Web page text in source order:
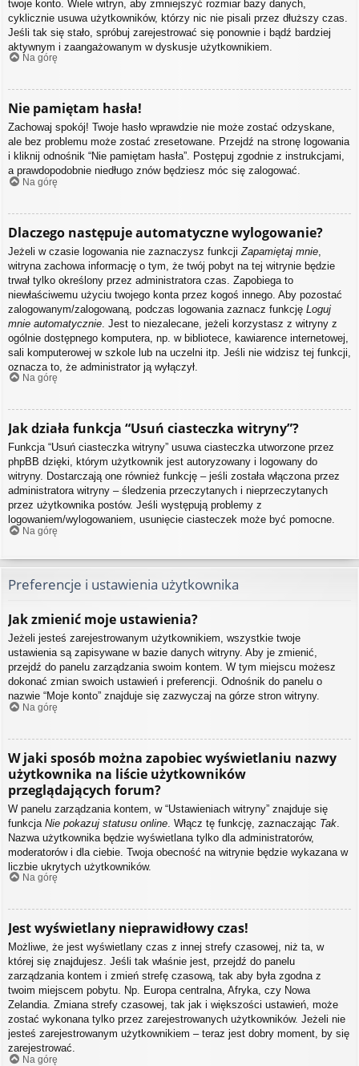
twoje konto. Wiele witryn, aby zmniejszyć rozmiar bazy danych,
cyklicznie usuwa użytkowników, którzy nic nie pisali przez dłuższy czas.
Jeśli tak się stało, spróbuj zarejestrować się ponownie i bądź bardziej
aktywnym i zaangażowanym w dyskusje użytkownikiem.
Na górę
Nie pamiętam hasła!
Zachowaj spokój! Twoje hasło wprawdzie nie może zostać odzyskane,
ale bez problemu może zostać zresetowane. Przejdź na stronę logowania
i kliknij odnośnik “Nie pamiętam hasła”. Postępuj zgodnie z instrukcjami,
a prawdopodobnie niedługo znów będziesz móc się zalogować.
Na górę
Dlaczego następuje automatyczne wylogowanie?
Jeżeli w czasie logowania nie zaznaczysz funkcji Zapamiętaj mnie
witryna zachowa informację o tym, że twój pobyt na tej witrynie będzie
trwał tylko określony przez administratora czas. Zapobiega to
niewłaściwemu użyciu twojego konta przez kogoś innego. Aby pozostać
zalogowanym/zalogowaną, podczas logowania zaznacz funkcję Loguj
mnie automatycznie . Jest to niezalecane, jeżeli korzystasz z witryny z
ogólnie dostępnego komputera, np. w bibliotece, kawiarence internetowej,
sali komputerowej w szkole lub na uczelni itp. Jeśli nie widzisz tej funkcji,
oznacza to, że administrator ją wyłączył.
Na górę
Jak działa funkcja “Usuń ciasteczka witryny”?
Funkcja “Usuń ciasteczka witryny” usuwa ciasteczka utworzone przez
phpBB dzięki, którym użytkownik jest autoryzowany i logowany do
witryny. Dostarczają one również funkcję – jeśli została włączona przez
administratora witryny – śledzenia przeczytanych i nieprzeczytanych
przez użytkownika postów. Jeśli występują problemy z
logowaniem/wylogowaniem, usunięcie ciasteczek może być pomocne.
Na górę
Preferencje i ustawienia użytkownika
Jak zmienić moje ustawienia?
Jeżeli jesteś zarejestrowanym użytkownikiem, wszystkie twoje
ustawienia są zapisywane w bazie danych witryny. Aby je zmienić,
przejdź do panelu zarządzania swoim kontem. W tym miejscu możesz
dokonać zmian swoich ustawień i preferencji. Odnośnik do panelu o
nazwie “Moje konto” znajduje się zazwyczaj na górze stron witryny.
Na górę
W jaki sposób można zapobiec wyświetlaniu nazwy
użytkownika na liście użytkowników
przeglądających forum?
W panelu zarządzania kontem, w “Ustawieniach witryny” znajduje się
funkcja Nie pokazuj statusu online . Włącz tę funkcję, zaznaczając Tak
Nazwa użytkownika będzie wyświetlana tylko dla administratorów,
moderatorów i dla ciebie. Twoja obecność na witrynie będzie wykazana w
liczbie ukrytych użytkowników.
Na górę
Jest wyświetlany nieprawidłowy czas!
Możliwe, że jest wyświetlany czas z innej strefy czasowej, niż ta, w
której się znajdujesz. Jeśli tak właśnie jest, przejdź do panelu
zarządzania kontem i zmień strefę czasową, tak aby była zgodna z
twoim miejscem pobytu. Np. Europa centralna, Afryka, czy Nowa
Zelandia. Zmiana strefy czasowej, tak jak i większości ustawień, może
zostać wykonana tylko przez zarejestrowanych użytkowników. Jeżeli nie
jesteś zarejestrowanym użytkownikiem – teraz jest dobry moment, by się
zarejestrować.
Na górę